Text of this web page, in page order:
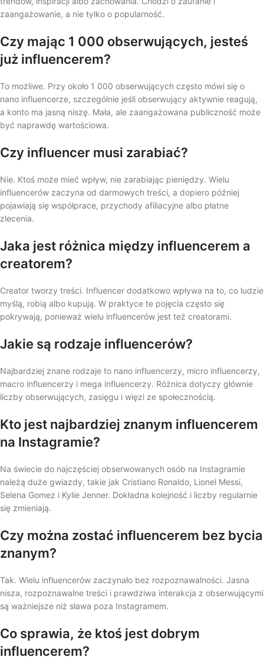
zaangażowanie, a nie tylko o popularność.
Czy mając 1 000 obserwujących, jesteś
już influencerem?
To możliwe. Przy około 1 000 obserwujących często mówi się o
nano influencerze, szczególnie jeśli obserwujący aktywnie reagują,
a konto ma jasną niszę. Mała, ale zaangażowana publiczność może
być naprawdę wartościowa.
Czy influencer musi zarabiać?
Nie. Ktoś może mieć wpływ, nie zarabiając pieniędzy. Wielu
influencerów zaczyna od darmowych treści, a dopiero później
pojawiają się współprace, przychody afiliacyjne albo płatne
zlecenia.
Jaka jest różnica między influencerem a
creatorem?
Creator tworzy treści. Influencer dodatkowo wpływa na to, co ludzie
myślą, robią albo kupują. W praktyce te pojęcia często się
pokrywają, ponieważ wielu influencerów jest też creatorami.
Jakie są rodzaje influencerów?
Najbardziej znane rodzaje to nano influencerzy, micro influencerzy,
macro influencerzy i mega influencerzy. Różnica dotyczy głównie
liczby obserwujących, zasięgu i więzi ze społecznością.
Kto jest najbardziej znanym influencerem
na Instagramie?
Na świecie do najczęściej obserwowanych osób na Instagramie
należą duże gwiazdy, takie jak Cristiano Ronaldo, Lionel Messi,
Selena Gomez i Kylie Jenner. Dokładna kolejność i liczby regularnie
się zmieniają.
Czy można zostać influencerem bez bycia
znanym?
Tak. Wielu influencerów zaczynało bez rozpoznawalności. Jasna
nisza, rozpoznawalne treści i prawdziwa interakcja z obserwującymi
są ważniejsze niż sława poza Instagramem.
Co sprawia, że ktoś jest dobrym
influencerem?